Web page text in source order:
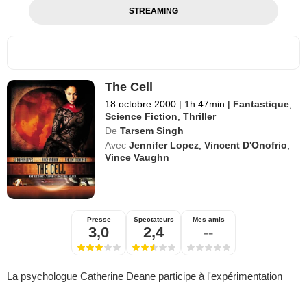
STREAMING
The Cell
18 octobre 2000 | 1h 47min | Fantastique,
Science Fiction,Thriller
De Tarsem Singh
Avec Jennifer Lopez,Vincent D'Onofrio,
Vince Vaughn
Presse
3,0
Spectateurs
2,4
Mes amis
--
La psychologue Catherine Deane participe à l'expérimentation